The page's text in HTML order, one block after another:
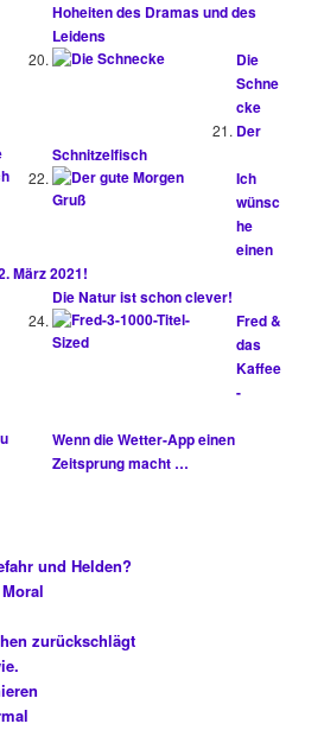
Hoheiten des Dramas und des
Leidens
Die
Schne
cke
Der
Schnitzelfisch
Ich
wünsc
he
einen
März 2021!
Die Natur ist schon clever!
Fred &
das
Kaffee
-
Wenn die Wetter-App einen
Zeitsprung macht …
und Helden?
zurückschlägt